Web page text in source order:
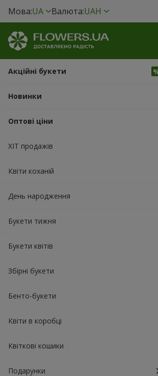
Мова:UA Валюта:UAH
Акційні букети
Новинки
Оптові ціни
ХІТ продажів
Квіти коханій
День народження
Букети тижня
Букети квітів
Збірні букети
Бенто-букети
Квіти в коробці
Квіткові кошики
Подарунки